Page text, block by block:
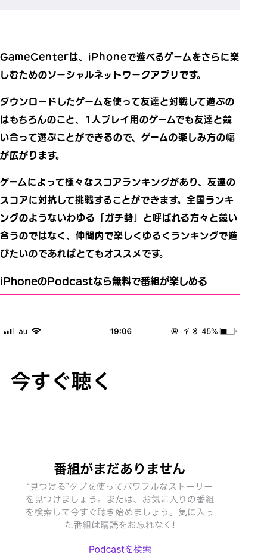
GameCenterは、iPhoneで遊べるゲームをさらに楽
しむためのソーシャルネットワークアプリです。
ダウンロードしたゲームを使って友達と対戦して遊ぶの
はもちろんのこと、1人プレイ用のゲームでも友達と競
い合って遊ぶことができるので、ゲームの楽しみ方の幅
が広がります。
ゲームによって様々なスコアランキングがあり、友達の
スコアに対抗して挑戦することができます。全国ランキ
ングのようないわゆる「ガチ勢」と呼ばれる方々と競い
合うのではなく、仲間内で楽しくゆるくランキングで遊
びたいのであればとてもオススメです。
iPhoneのPodcastなら無料で番組が楽しめる